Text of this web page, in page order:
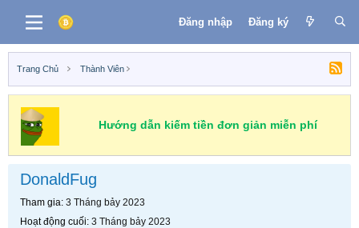
Đăng nhập Đăng ký
Trang Chủ Thành Viên
Hướng dẫn kiếm tiền đơn giản miễn phí
DonaldFug
Tham gia 3 Tháng bảy 2023
Hoạt động cuối 3 Tháng bảy 2023